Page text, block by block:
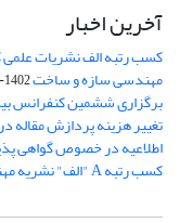
آخرین اخبار
کسب رتبه الف نشریات
مهندسی سازه و ساخت1402-06-17
برگزاری ششمین کنفرانس
تغییر هزینه پردازش مقاله
اطلاعیه در خصوص گواهی
کسب رتبه A "الف" نشریه مهندسی سازه و ساخت